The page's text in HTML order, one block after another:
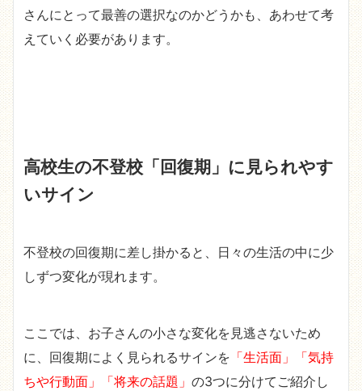
さんにとって最善の選択なのかどうかも、あわせて考
えていく必要があります。
高校生の不登校「回復期」に見られやす
いサイン
不登校の回復期に差し掛かると、日々の生活の中に少
しずつ変化が現れます。
ここでは、お子さんの小さな変化を見逃さないため
に、回復期によく見られるサインを 「生活面」「気持
ちや行動面」「将来の話題」 の3つに分けてご紹介し